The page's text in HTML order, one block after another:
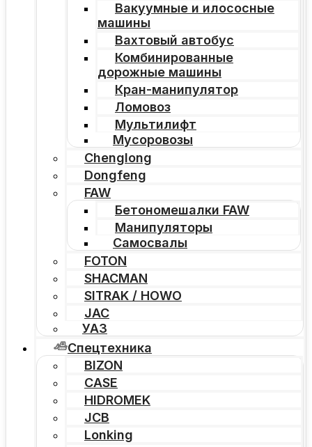
Вакуумные и илососные
машины
Вахтовый автобус
Комбинированные
дорожные машины
Кран-манипулятор
Ломовоз
Мультилифт
Мусоровозы
Chenglong
Dongfeng
FAW
Бетономешалки FAW
Манипуляторы
Самосвалы
FOTON
SHACMAN
SITRAK / HOWO
JAC
УАЗ
Спецтехника
BIZON
CASE
HIDROMEK
JCB
Lonking